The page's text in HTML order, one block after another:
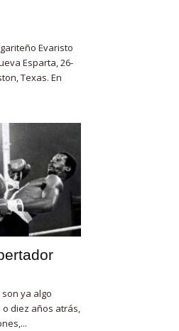
Evaristo
Esparta, 26-
Texas. En
son ya algo
diez años atrás,